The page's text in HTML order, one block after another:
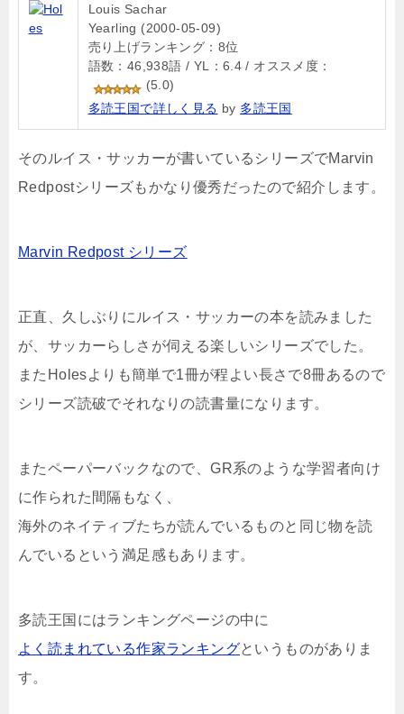
Louis Sachar
Yearling (2000-05-09)
売り上げランキング：8位
語数：46,938語 / YL：6.4 / オススメ度：
(5.0)
多読王国で詳しく見る by 多読王国
そのルイス・サッカーが書いているシリーズでMarvin
Redpostシリーズもかなり優秀だったので紹介します。
Marvin Redpost シリーズ
正直、久しぶりにルイス・サッカーの本を読みました
が、サッカーらしさが伺える楽しいシリーズでした。
またHolesよりも簡単で1冊が程よい長さで8冊あるので
シリーズ読破でそれなりの読書量になります。
またペーパーバックなので、GR系のような学習者向け
に作られた間隔もなく、
海外のネイティブたちが読んでいるものと同じ物を読
んでいるという満足感もあります。
多読王国にはランキングページの中に
よく読まれている作家ランキングというものがありま
す。